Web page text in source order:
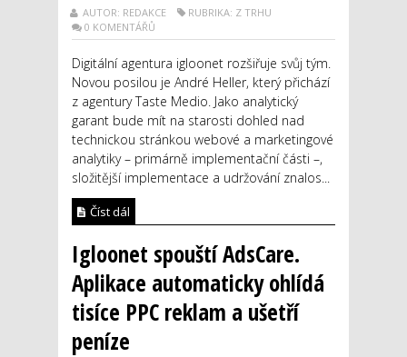
AUTOR: REDAKCE
RUBRIKA: Z TRHU
0 KOMENTÁŘŮ
Digitální agentura igloonet rozšiřuje svůj tým.
Novou posilou je André Heller, který přichází
z agentury Taste Medio. Jako analytický
garant bude mít na starosti dohled nad
technickou stránkou webové a marketingové
analytiky – primárně implementační části –,
složitější implementace a udržování znalos...
Číst dál
Igloonet spouští AdsCare.
Aplikace automaticky ohlídá
tisíce PPC reklam a ušetří
peníze